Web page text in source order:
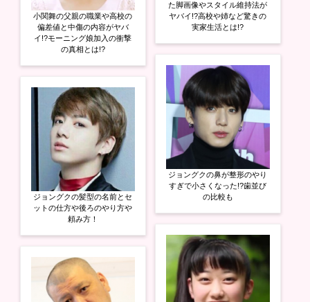
小関舞の父親の職業や高校の
偏差値と中傷の内容がヤバ
イ!?モーニング娘加入の衝撃
の真相とは!?
ジョングクの髪型の名前とセ
ットの仕方や後ろのやり方や
頼み方！
た脚画像やスタイル維持法が
ヤバイ!?高校や姉など驚きの
実家生活とは!?
ジョングクの鼻が整形のやり
すぎで小さくなった!?歯並び
の比較も